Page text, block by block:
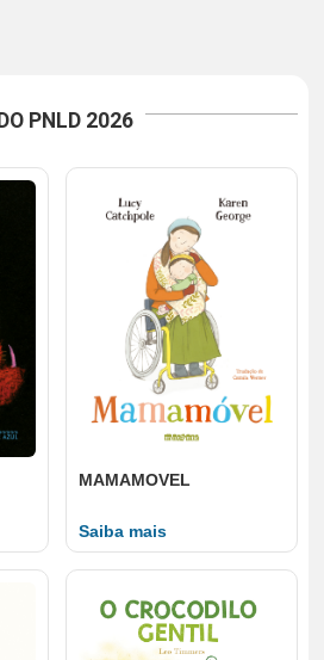
PNLD 2026
MAMAMOVEL
Saiba mais